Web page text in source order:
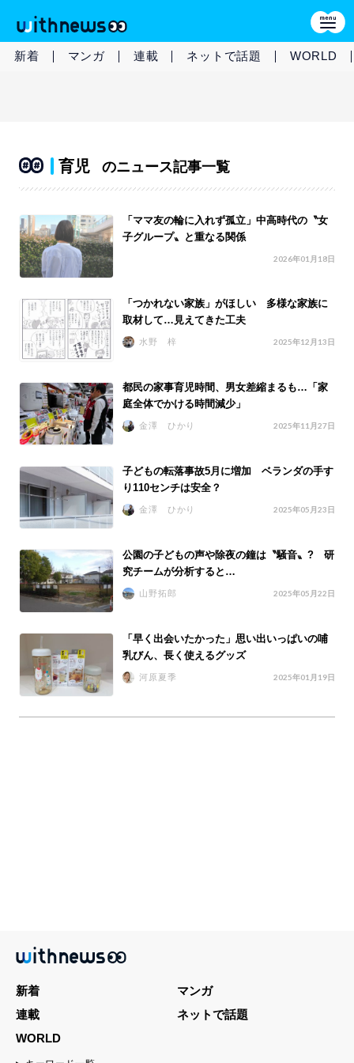
新着 マンガ 連載 ネットで話題 WORLD
育児 のニュース記事一覧
「ママ友の輪に入れず孤立」中高時代の〝女
子グループ〟と重なる関係
2026年01月18日
「つかれない家族」がほしい 多様な家族に
取材して…見えてきた工夫
水野 梓 2025年12月13日
都民の家事育児時間、男女差縮まるも…「家
庭全体でかける時間減少」
金澤 ひかり 2025年11月27日
子どもの転落事故5月に増加 ベランダの手す
り110センチは安全？
金澤 ひかり 2025年05月23日
公園の子どもの声や除夜の鐘は〝騒音〟? 研
究チームが分析すると…
山野拓郎 2025年05月22日
「早く出会いたかった」思い出いっぱいの哺
乳びん、長く使えるグッズ
河原夏季 2025年01月19日
新着
マンガ
連載
ネットで話題
WORLD